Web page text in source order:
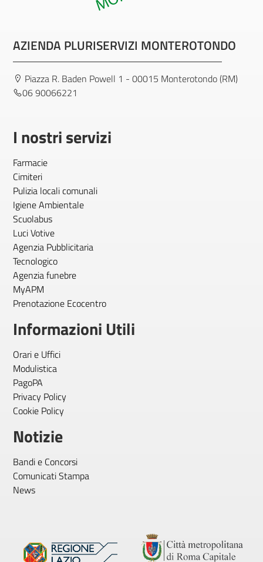
AZIENDA PLURISERVIZI MONTEROTONDO
Piazza R. Baden Powell 1 - 00015 Monterotondo (RM)
06 90066221
I nostri servizi
Farmacie
Cimiteri
Pulizia locali comunali
Igiene Ambientale
Scuolabus
Luci Votive
Agenzia Pubblicitaria
Tecnologico
Agenzia funebre
MyAPM
Prenotazione Ecocentro
Informazioni Utili
Orari e Uffici
Modulistica
PagoPA
Privacy Policy
Cookie Policy
Notizie
Bandi e Concorsi
Comunicati Stampa
News